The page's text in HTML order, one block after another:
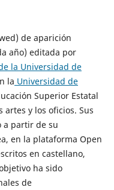
de aparición
año) editada por
la Universidad de
la Universidad de
Superior Estatal
y los oficios. Sus
a partir de su
en la plataforma Open
en castellano,
ha sido
de